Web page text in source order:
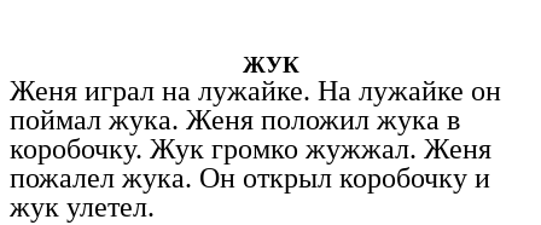
ЖУК
Женя играл на лужайке. На лужайке он
поймал жука. Женя положил жука в
коробочку. Жук громко жужжал. Женя
пожалел жука. Он открыл коробочку и
жук улетел.